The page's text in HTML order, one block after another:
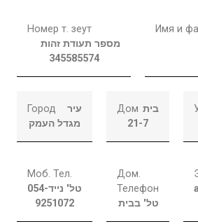
Номер т. зеут
מספר תעודת זהות
345585574
Имя и
Город
עיר
מגדל העמק
Дом בית
21-7
Моб. Тел.
טל' נייד054-
9251072
Дом.
Телефон
טל' בבית